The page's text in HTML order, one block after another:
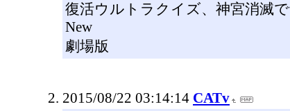
復活ウルトラクイズ、神宮消滅
New
劇場版
2015/08/22 03:14:14 CATv